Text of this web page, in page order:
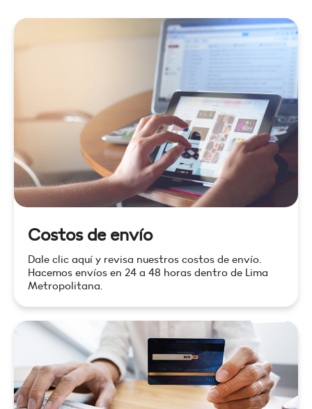
Costos de envío
Dale clic aquí y revisa nuestros costos de envío.
Hacemos envíos en 24 a 48 horas dentro de Lima
Metropolitana.